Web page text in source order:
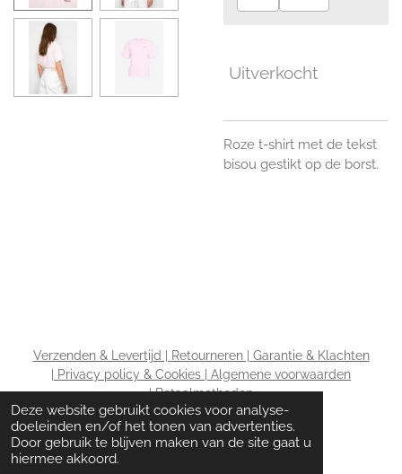
Deze website gebruikt cookies voor analyse-
doeleinden en/of het tonen van advertenties.
Door gebruik te blijven maken van de site gaat u
hiermee akkoord.
Uitverkocht
Roze t-shirt met de tekst
bisou gestikt op de borst.
Verzenden & Levertijd | Retourneren | Garantie & Klachten
Privacy policy & Cookies | Algemene voorwaarden
|Betaalmethoden
© 2020 - 2026 The Wardrobe ladies